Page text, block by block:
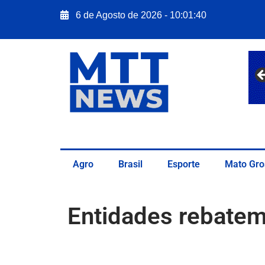
6 de Agosto de 2026 - 10:01:41
Agro Brasil Esporte Mato
Entidades